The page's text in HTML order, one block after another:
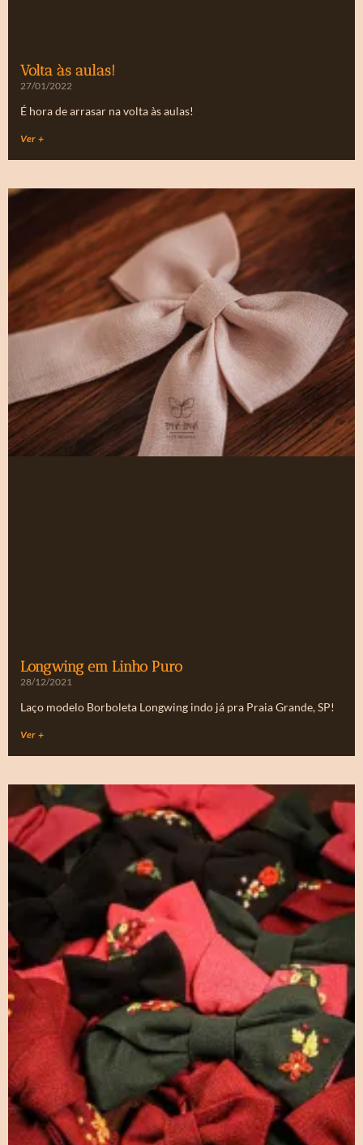
Volta às aulas!
27/01/2022
É hora de arrasar na volta às aulas!
Ver +
Longwing em Linho Puro
28/12/2021
Laço modelo Borboleta Longwing indo já pra Praia Grande, SP!
Ver +